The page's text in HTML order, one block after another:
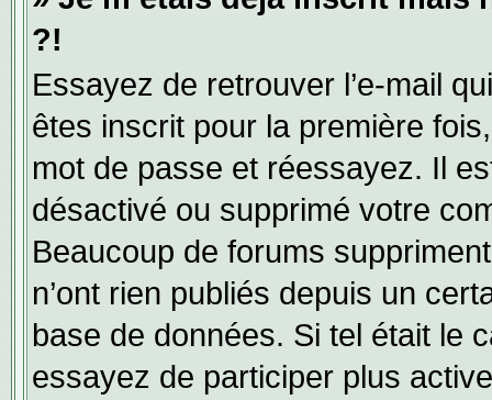
?!
Essayez de retrouver l’e-mail
êtes inscrit pour la première
mot de passe et réessayez. Il
désactivé ou supprimé votre
Beaucoup de forums
n’ont rien publiés depuis un
base de données. Si tel était le
essayez de participer plus